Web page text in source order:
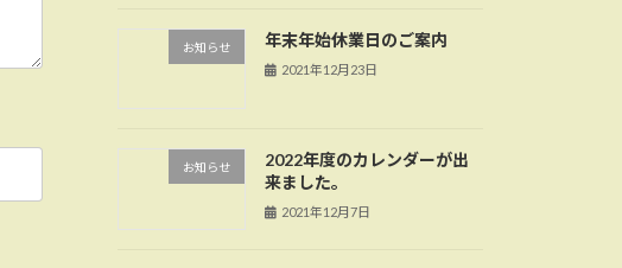
お知らせ 年末年始休業日のご案内
2021年12月23日
お知らせ
2022年度のカレンダーが出
来ました。
2021年12月7日